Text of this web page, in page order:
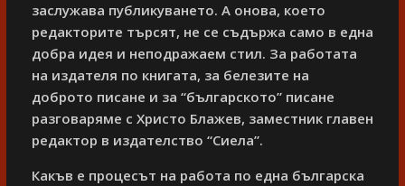
заслужава публикуването. А онова, което
редакторите търсят, не се съдържа само в една
добра идея и неподражаем стил. За работата
на издателя по книгата, за белезите на
доброто писане и за “българското” писане
разговаряме с Христо Блажев, заместник главен
редактор в издателство “Сиела”.
Какъв е процесът на работа по една българска